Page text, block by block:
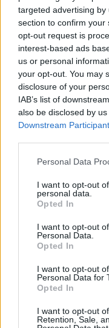
targeted advertising
section to confirm your
opt-out request is
interest-based ads
us or personal
your opt-out. You may
disclosure of your
IAB’s list of
also be disclosed by
Downstream
Personal Data
I want to opt-out
personal data.
Opted In
I want to opt-out
Personal Data.
Opted In
I want to opt-out
Personal Data for
Opted In
I want to opt-out
Retention, Sale,
Komentarai
Rašyti
Jūsų vardas
Sutinku sutaisyklėmis